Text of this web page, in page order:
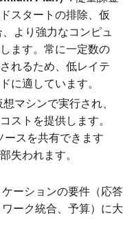
スタートの排除、仮
より強力なコンピュ
ます。常に一定数の
れるため、低レイテ
に適しています。
マシンで実行され、
ストを提供します。
ースを共有できます
失われます。
ーションの要件（応答
ーク統合、予算）に大